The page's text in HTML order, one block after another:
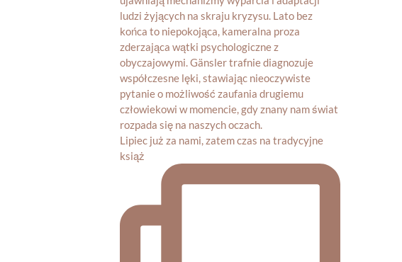
Lipiec już za nami, zatem czas na tradycyjne
książ